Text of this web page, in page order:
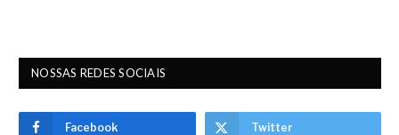
NOSSAS REDES SOCIAIS
Facebook Twitter